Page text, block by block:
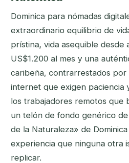
Dominica para nómadas
extraordinario equilibrio de
prístina, vida asequible desde
US$1.200 al mes y una
caribeña, contrarrestados por
internet que exigen paciencia
los trabajadores remotos que
un telón de fondo genérico
de la Naturaleza» de
experiencia que ninguna otra
replicar.